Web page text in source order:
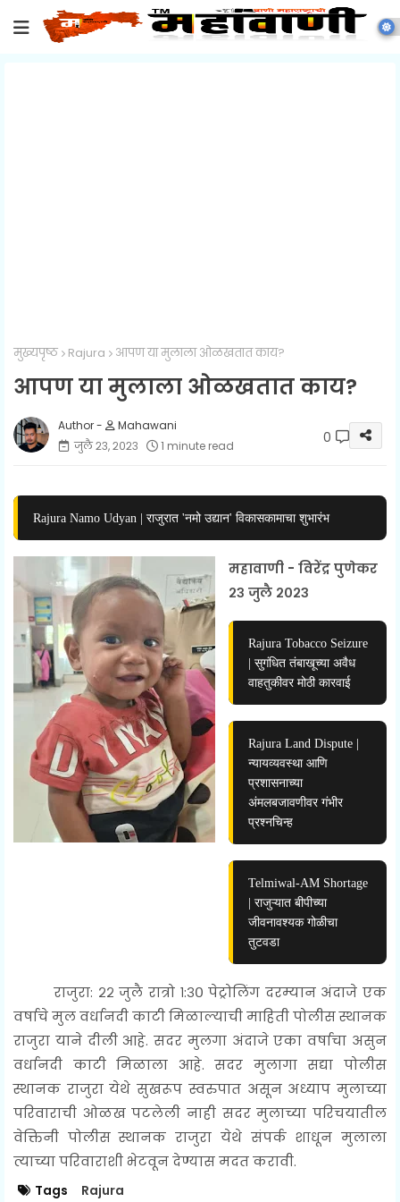
मुख्यपृष्ठ Rajura आपण या मुलाला ओळखतात काय?
आपण या मुलाला ओळखतात काय?
Mahawani
जुलै २३, २०२३
1 minute read 0
Rajura Namo Udyan | राजुरात 'नमो उद्यान' विकासकामाचा शुभारंभ
महावाणी - विरेंद्र पुणेकर
२३ जुलै २०२३
Rajura Tobacco Seizure
| सुगंधित तंबाखूच्या अवैध
वाहतुकीवर मोठी कारवाई
Rajura Land Dispute |
न्यायव्यवस्था आणि
प्रशासनाच्या
अंमलबजावणीवर गंभीर
प्रश्नचिन्ह
Telmiwal-AM Shortage
| राजुऱ्यात बीपीच्या
जीवनावश्यक गोळीचा
तुटवडा
राजुरा: २२ जुलै रात्रो १:३० पेट्रोलिंग दरम्यान अंदाजे एक
वर्षाचे मुल वर्धानदी काटी मिळाल्याची माहिती पोलीस स्थानक
राजुरा याने दीली आहे. सदर मुलगा अंदाजे एका वर्षाचा असुन
वर्धानदी काटी मिळाला आहे. सदर मुलागा सद्या पोलीस
स्थानक राजुरा येथे सुखरूप स्वरुपात असून अध्याप मुलाच्या
परिवाराची ओळख पटलेली नाही सदर मुलाच्या परिचयातील
वेक्तिनी पोलीस स्थानक राजुरा येथे संपर्क शाधून मुलाला
त्याच्या परिवाराशी भेटवून देण्यास मदत करावी.
Tags Rajura